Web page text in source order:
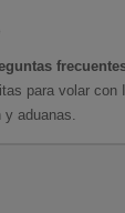
para volar
y aduanas.